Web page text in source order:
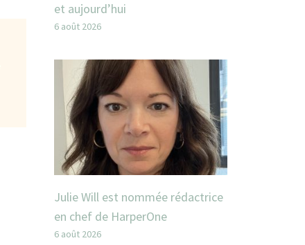
et aujourd’hui
6 août 2026
Julie Will est nommée rédactrice
en chef de HarperOne
6 août 2026